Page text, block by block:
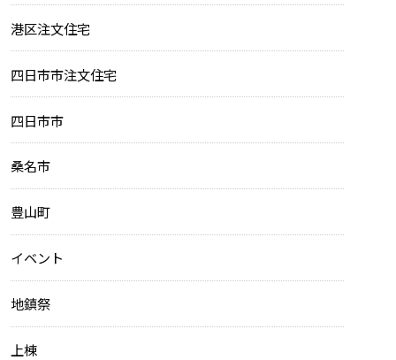
港区注文住宅
四日市市注文住宅
四日市市
桑名市
豊山町
イベント
地鎮祭
上棟